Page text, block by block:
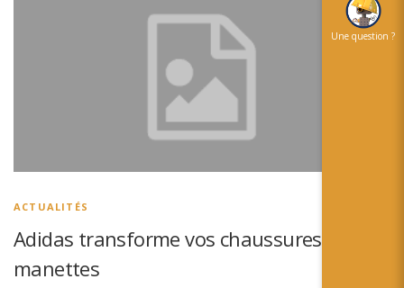
ACTUALITÉS
Adidas transforme vos chaussures en
manettes
Une question ?